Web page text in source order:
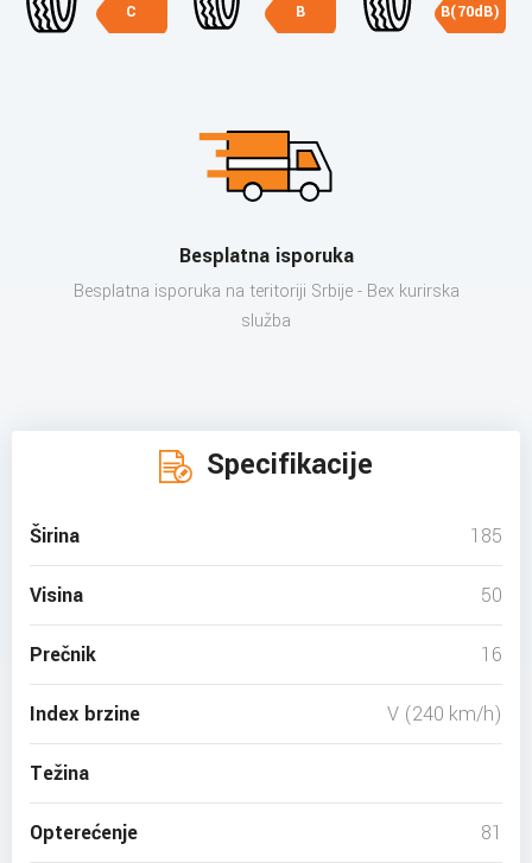
C B B(70dB)
Besplatna isporuka
Besplatna isporuka na teritoriji Srbije - Bex kurirska
služba
Specifikacije
Širina 185
Visina 50
Prečnik 16
Index brzine V (240 km/h)
Težina
Opterećenje 81